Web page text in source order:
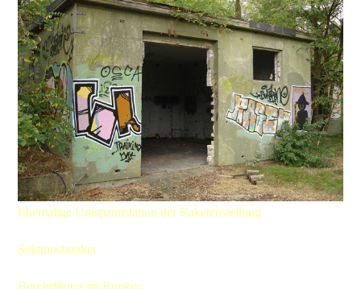
Ehemalige Umspannstation der Raketenstellung
Sektionsbunker
Beschriftung im Bunker